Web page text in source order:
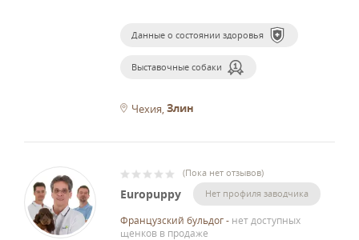
Данные о состоянии здоровья
Выставочные собаки
Чехия Злин
(Пока нет отзывов)
Europuppy Нет профиля заводчика
Французский бульдог- нет доступных
щенков в продаже